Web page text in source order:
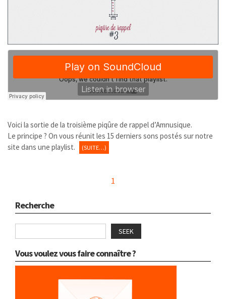
Voici la sortie de la troisième piqûre de rappel d’Amnusique.
Le principe ? On vous réunit les 15 derniers sons postés sur notre
site dans une playlist.
(SUITE…)
1
Recherche
SEEK
Vous voulez vous faire connaître ?